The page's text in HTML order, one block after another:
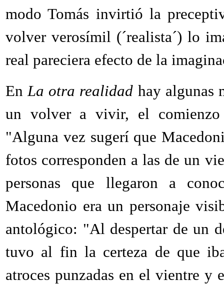
modo Tomás invirtió la
volver verosímil (´realista´) lo
real pareciera efecto de la
EnLa otra realidad hay algunas
un volver a vivir, el comienzo
"Alguna vez sugerí que
fotos corresponden a las de un
personas que llegaron a
Macedonio era un personaje
antológico: "Al despertar de un
tuvo al fin la certeza de que
atroces punzadas en el vientre y